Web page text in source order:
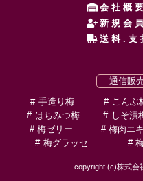
会社概要
新規会
送料.支
通信販
手造り梅
こんぶ
はちみつ梅
しそ漬
梅ゼリー
梅肉エ
梅グラッセ
copyright (c)株式会